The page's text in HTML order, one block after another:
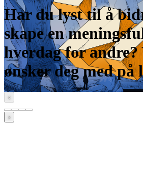
Har du lyst til å
skape en
hverdag for andre?
ønsker deg med på
‹
›